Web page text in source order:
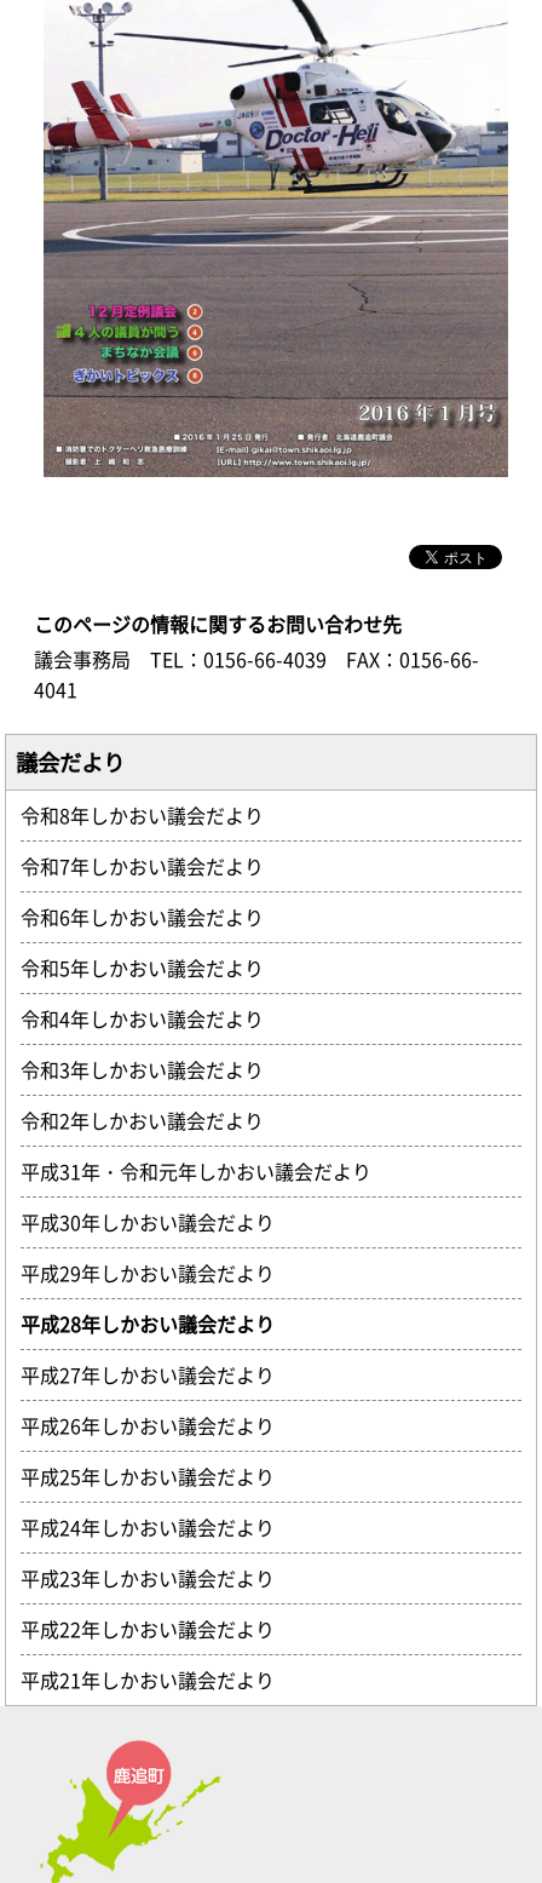
このページの情報に関するお問い合わせ先
議会事務局
TEL：0156-66-4039
FAX：0156-66-
4041
議会だより
令和8年しかおい議会だより
令和7年しかおい議会だより
令和6年しかおい議会だより
令和5年しかおい議会だより
令和4年しかおい議会だより
令和3年しかおい議会だより
令和2年しかおい議会だより
平成31年・令和元年しかおい議会だより
平成30年しかおい議会だより
平成29年しかおい議会だより
平成28年しかおい議会だより
平成27年しかおい議会だより
平成26年しかおい議会だより
平成25年しかおい議会だより
平成24年しかおい議会だより
平成23年しかおい議会だより
平成22年しかおい議会だより
平成21年しかおい議会だより